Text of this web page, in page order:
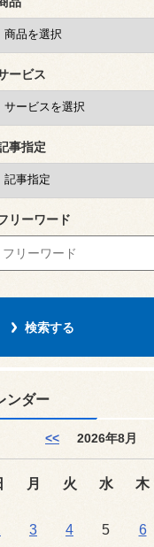
ービス
事指定
リーワード
ンダー
<< 2026年8月
月 火 水 木
3 4 5 6